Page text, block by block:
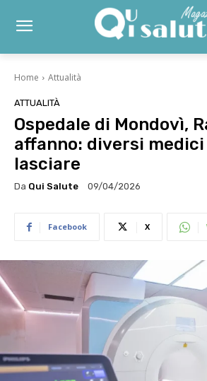
Home Attualità
ATTUALITÀ
Ospedale di Mondovì,
affanno: diversi
lasciare
Da Qui Salute 09/04/2026
Facebook X